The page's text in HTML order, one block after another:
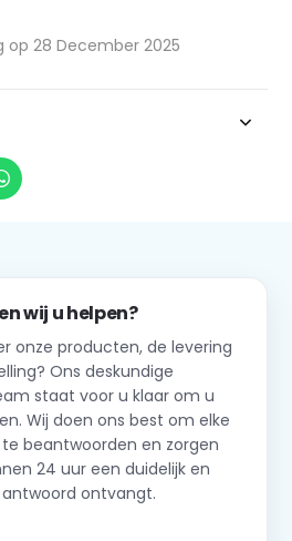
28 December 2025
wij u helpen?
onze producten, de levering
Ons deskundige
staat voor u klaar om u
Wij doen ons best om elke
beantwoorden en zorgen
24 uur een duidelijk en
ontvangt.